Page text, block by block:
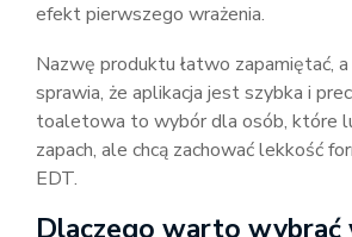
efekt pierwszego wrażenia.
Nazwę produktu łatwo zapamiętać,
sprawia, że aplikacja jest szybka i
toaletowa to wybór dla osób, które
zapach, ale chcą zachować lekkość
EDT.
Dlaczego warto wybrać